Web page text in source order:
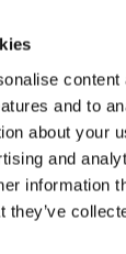
content
and to
about your
and
information
they’ve
Tote
Museum
€